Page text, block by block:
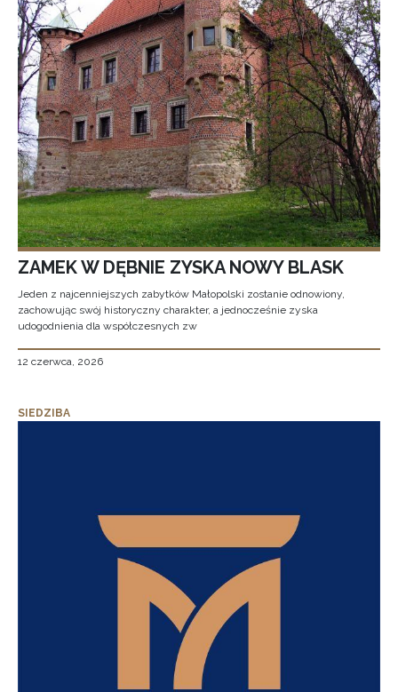
ZAMEK W DĘBNIE ZYSKA NOWY BLASK
Jeden z najcenniejszych zabytków Małopolski zostanie odnowiony,
zachowując swój historyczny charakter, a jednocześnie zyska
udogodnienia dla współczesnych zw
12 czerwca, 2026
SIEDZIBA